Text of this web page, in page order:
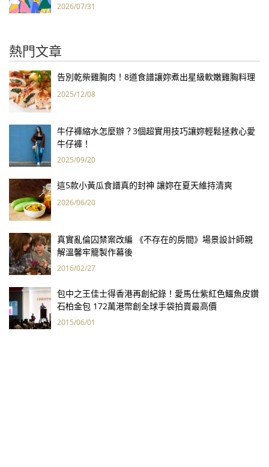
2026/07/31
熱門文章
告別乾柴雞胸肉！8道食譜讓妳煮出星級軟嫩雞胸料理
2025/12/08
牛仔褲縮水怎麼辦？3個超實用技巧讓妳輕鬆拯救心愛
牛仔褲！
2025/09/20
這5款小黃瓜食譜真的封神 讓妳在夏天維持清爽
2026/06/20
真實亂倫囚禁案改編 《不存在的房間》場景設計師親
解溫馨牢籠製作幕後
2016/02/27
包中之王佳士得香港再創紀錄！愛馬仕紫紅色鱷魚皮鑽
石柏金包 172萬港幣創全球手袋拍賣最高價
2015/06/01